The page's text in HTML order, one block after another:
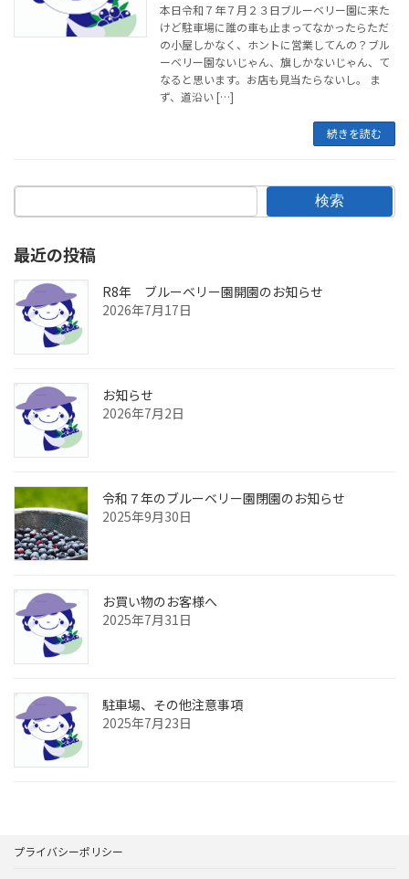
本日令和７年７月２３日ブルーベリー園に来た
けど駐車場に誰の車も止まってなかったらただ
の小屋しかなく、ホントに営業してんの？ブル
ーベリー園ないじゃん、旗しかないじゃん、て
なると思います。お店も見当たらないし。 ま
ず、道沿い […]
続きを読む
検索
最近の投稿
R8年 ブルーベリー園開園のお知らせ
2026年7月17日
お知らせ
2026年7月2日
令和７年のブルーベリー園閉園のお知らせ
2025年9月30日
お買い物のお客様へ
2025年7月31日
駐車場、その他注意事項
2025年7月23日
プライバシーポリシー